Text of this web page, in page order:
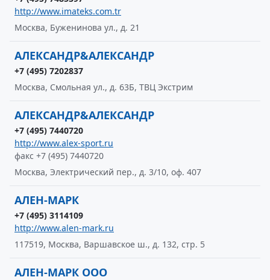
http://www.imateks.com.tr
Москва, Буженинова ул., д. 21
АЛЕКСАНДР&АЛЕКСАНДР
+7 (495) 7202837
Москва, Смольная ул., д. 63Б, ТВЦ Экстрим
АЛЕКСАНДР&АЛЕКСАНДР
+7 (495) 7440720
http://www.alex-sport.ru
факс +7 (495) 7440720
Москва, Электрический пер., д. 3/10, оф. 407
АЛЕН-МАРК
+7 (495) 3114109
http://www.alen-mark.ru
117519, Москва, Варшавское ш., д. 132, стр. 5
АЛЕН-МАРК ООО